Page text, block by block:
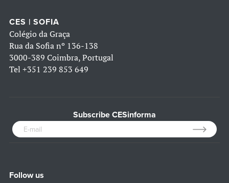
CES | SOFIA
Colégio da Graça
Rua da Sofia nº 136-138
3000-389 Coimbra, Portugal
Tel +351 239 853 649
Subscribe CESinforma
Follow us